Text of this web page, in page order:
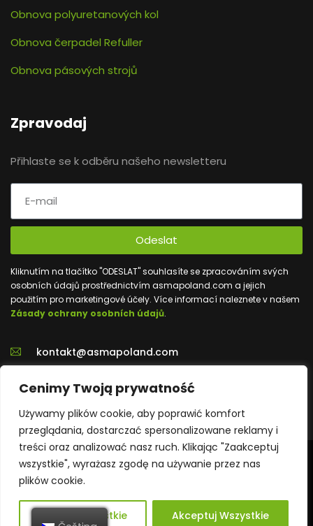
Cenimy Twoją prywatność
Używamy plików cookie, aby poprawić komfort
przeglądania, dostarczać spersonalizowane reklamy i
treści oraz analizować nasz ruch. Klikając "Zaakceptuj
wszystkie", wyrażasz zgodę na używanie przez nas
plików cookie.
Odrzuć Wszystkie Akceptuj Wszystkie
Obnova polyuretanových kol
Obnova čerpadel Refuller
Obnova pásových strojů
Zpravodaj
Přihlaste se k odběru našeho newsletteru
Odeslat
Kliknutím na tlačítko "ODESLAT" souhlasíte se zpracováním svých
osobních údajů prostřednictvím asmapoland.com a jejich
použitím pro marketingové účely. Více informací naleznete v našem
Zásady ochrany osobních údajů.
kontakt@asmapoland.com
+48 539 020 702
© Všechna práva vyhrazena. AsmaPolsko 2023